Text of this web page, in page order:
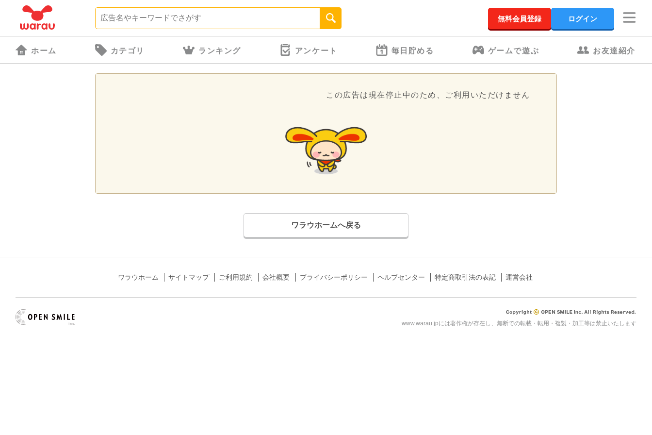
無料会員登録 ログイン
ホーム カテゴリ ランキング アンケート 毎日貯める ゲームで遊ぶ お友達紹介
この広告は現在停止中のため、ご利用いただけません
ワラウホームへ戻る
ワラウホーム サイトマップ ご利用規約 会社概要 プライバシーポリシー ヘルプセンター 特定商取引法の表記 運営会社
www.warau.jpには著作権が存在し、無断での転載・転用・複製・加工等は禁止いたします